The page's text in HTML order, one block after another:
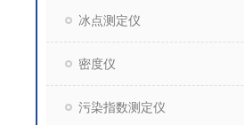
冰点测定仪
密度仪
污染指数测定仪